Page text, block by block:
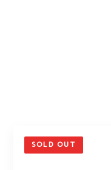
SOLD OUT